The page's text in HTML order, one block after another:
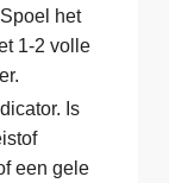
het
1-2 volle
Is
een gele